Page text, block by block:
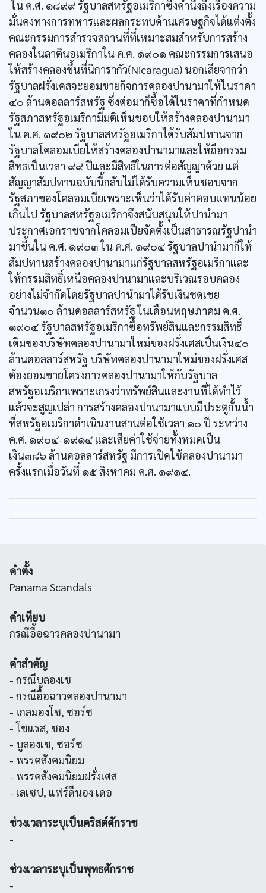
ใน ค.ศ. ๑๘๙๙ รัฐบาลสหรัฐอเมริกาซึ่งคำนึงถึงเรื่องความ
มั่นคงทางการทหารและผลกระทบด้านเศรษฐกิจได้แต่งตั้ง
คณะกรรมการสำรวจสถานที่ที่เหมาะสมสำหรับการสร้าง
คลองในลาตินอเมริกาใน ค.ศ. ๑๙๐๑ คณะกรรมการเสนอ
ให้สร้างคลองขึ้นที่นิการากัว(Nicaragua) นอกเสียจากว่า
รัฐบาลฝรั่งเศสจะยอมขายกิจการคลองปานามาให้ในราคา
๔๐ ล้านดอลลาร์สหรัฐ ซึ่งต่อมาก็ซื้อได้ในราคาที่กำหนด
รัฐสภาสหรัฐอเมริกามีมติเห็นชอบให้สร้างคลองปานามา
ใน ค.ศ. ๑๙๐๒ รัฐบาลสหรัฐอเมริกาได้รับสัมปทานจาก
รัฐบาลโคลอมเบียให้สร้างคลองปานามาและให้ถือกรรม
สิทธเป็นเวลา ๙๙ ปีและมีสิทธิในการต่อสัญญาด้วย แต่
สัญญาสัมปทานฉบับนี้กลับไม่ได้รับความเห็นชอบจาก
รัฐสภาของโคลอมเบียเพราะเห็นว่าได้รับค่าตอบแทนน้อย
เกินไป รัฐบาลสหรัฐอเมริกาจึงสนับสนุนให้ปานำมา
ประกาศเอกราชจากโคลอมเปียจัดตั้งเป็นสาธารณรัฐปานำ
มาขึ้นใน ค.ศ. ๑๙๐๓ ใน ค.ศ. ๑๙๐๔ รัฐบาลปานำมาก็ให้
สัมปทานสร้างคลองปานามาแก่รัฐบาลสหรัฐอเมริกาและ
ให้กรรมสิทธิ์เหนือคลองปานามาและบริเวณรอบคลอง
อย่างไม่จำกัดโดยรัฐบาลปานำมาได้รับเงินชดเชย
จำนวน๑๐ ล้านดอลลาร์สหรัฐ ในเดือนพฤษภาคม ค.ศ.
๑๙๐๔ รัฐบาลสหรัฐอเมริกาซื้อทรัพย์สินและกรรมสิทธิ์
เดิมของบริษัทคลองปานามาใหม่ของฝรั่งเศสเป็นเงิน๔๐
ล้านดอลลาร์สหรัฐ บริษัทคลองปานามาใหม่ของฝรั่งเศส
ต้องยอมขายโครงการคลองปานามาให้กับรัฐบาล
สหรัฐอเมริกาเพราะเกรงว่าทรัพย์สินและงานที่ได้ทำไว้
แล้วจะสูญเปล่า การสร้างคลองปานามาแบบมีประตูกั้นน้ำ
ที่สหรัฐอเมริกาดำเนินงานสานต่อใช้เวลา ๑๐ ปี ระหว่าง
ค.ศ. ๑๙๐๔-๑๙๑๔ และเสียค่าใช้จ่ายทั้งหมดเป็น
เงิน๓๘๖ ล้านดอลลาร์สหรัฐ มีการเปิดใช้คลองปานามา
ครั้งแรกเมื่อวันที่ ๑๕ สิงหาคม ค.ศ. ๑๙๑๔.
คำตั้ง
Panama Scandals
คำเทียบ
กรณีอื้อฉาวคลองปานามา
คำสำคัญ
- กรณีบูลองเช
- กรณีอื้อฉาวคลองปานามา
- เกลมองโซ, ชอร์ช
- โชแรส, ชอง
- บูลองเช, ชอร์ช
- พรรคสังคมนิยม
- พรรคสังคมนิยมฝรั่งเศส
- เลเซป, แฟร์ดีนอง เดอ
ช่วงเวลาระบุเป็นคริสต์ศักราช
-
ช่วงเวลาระบุเป็นพุทธศักราช
-